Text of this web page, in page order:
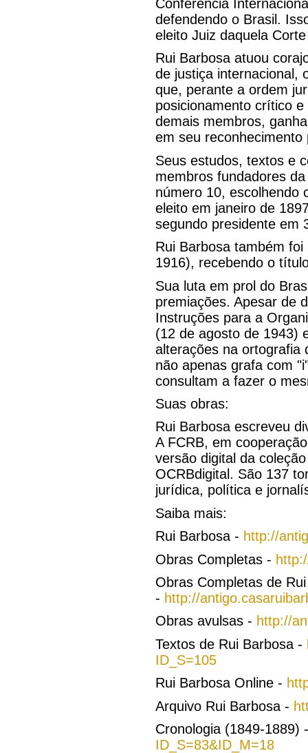
Conferência
defendendo o Brasil.
eleito Juiz daquela
Rui Barbosa atuou
de justiça internacional,
que, perante a ordem
posicionamento crítico
demais membros,
em seu reconhecimento
Seus estudos, textos e
membros fundadores
número 10, escolhendo
eleito em janeiro de
segundo presidente em
Rui Barbosa também
1916), recebendo o
Sua luta em prol do
premiações. Apesar de
Instruções para a
(12 de agosto de 1943)
alterações na ortografia
não apenas grafa com
consultam a fazer o
Suas obras:
Rui Barbosa escreveu
A FCRB, em
versão digital da
OCRBdigital. São 137
jurídica, política e
Saiba mais:
Rui Barbosa - http://
Obras Completas -
Obras Completas de
- http://
Obras avulsas - http://
Textos de Rui Barbosa -
ID_S=105
Rui Barbosa Online -
Arquivo Rui Barbosa -
Cronologia (1849-1889)
ID_S=83&ID_M=18